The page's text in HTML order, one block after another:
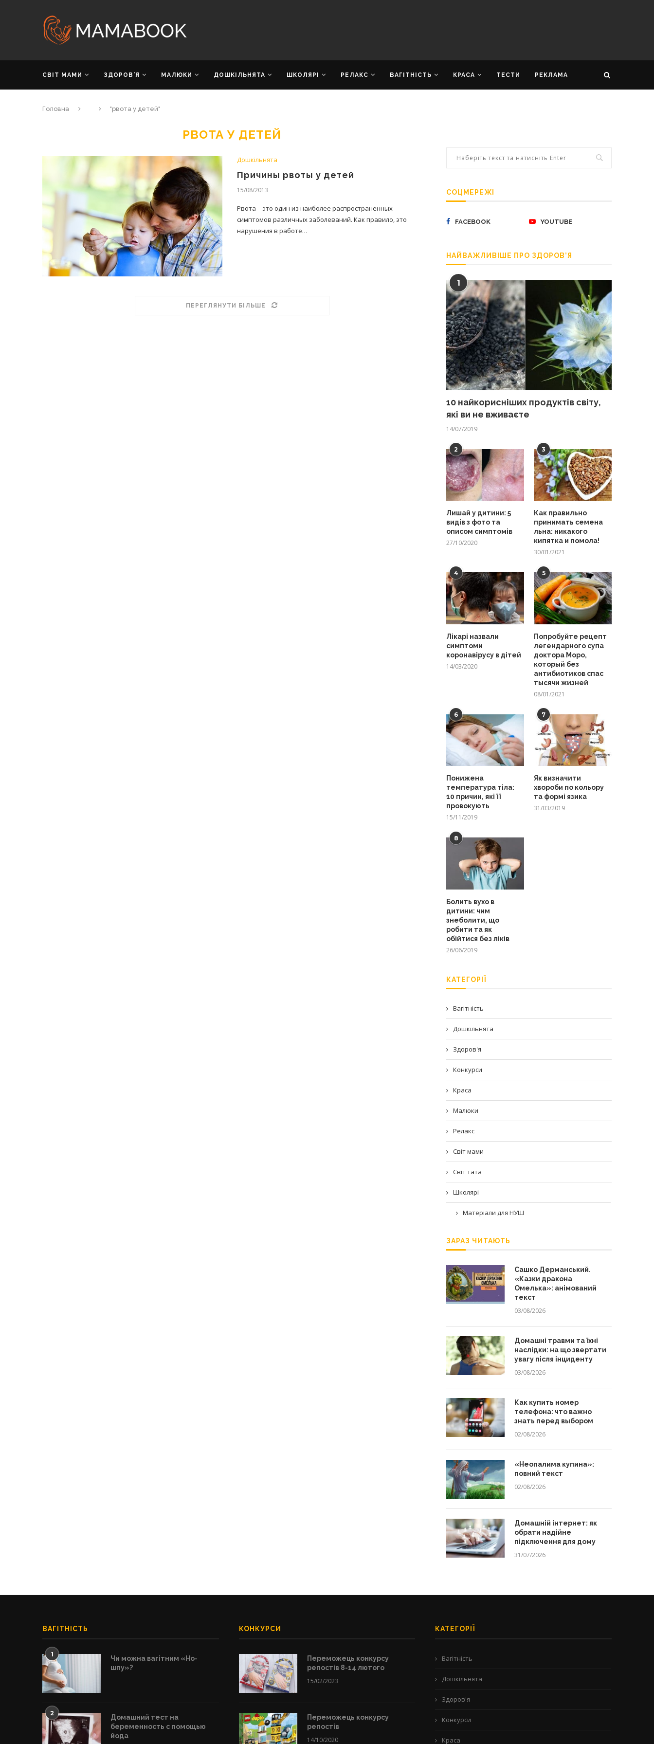
СВІТ МАМИ ЗДОРОВ’Я МАЛЮКИ ДОШКІЛЬНЯТА ШКОЛЯРІ РЕЛАКС ВАГІТНІСТЬ КРАСА ТЕСТИ РЕКЛАМА
Головна "рвота у детей"
РВОТА У ДЕТЕЙ
Дошкільнята
Причины рвоты у детей
15/08/2013
Рвота – это один из наиболее распространенных
симптомов различных заболеваний. Как правило, это
нарушения в работе…
ПЕРЕГЛЯНУТИ БІЛЬШЕ
СОЦМЕРЕЖІ
FACEBOOK YOUTUBE
НАЙВАЖЛИВІШЕ ПРО ЗДОРОВ’Я
1
10 найкорисніших продуктів світу,
які ви не вживаєте
14/07/2019
2
Лишай у дитини: 5
видів з фото та
описом симптомів
27/10/2020
3
Как правильно
принимать семена
льна: никакого
кипятка и помола!
30/01/2021
4
Лікарі назвали
симптоми
коронавірусу в дітей
14/03/2020
5
Попробуйте рецепт
легендарного супа
доктора Моро,
который без
антибиотиков спас
тысячи жизней
08/01/2021
6
Понижена
температура тіла:
10 причин, які її
провокують
15/11/2019
7
Як визначити
хвороби по кольору
та формі язика
31/03/2019
8
Болить вухо в
дитини: чим
знеболити, що
робити та як
обійтися без ліків
26/06/2019
КАТЕГОРІЇ
Вагітність
Дошкільнята
Здоров'я
Конкурси
Краса
Малюки
Релакс
Світ мами
Світ тата
Школярі
Матеріали для НУШ
ЗАРАЗ ЧИТАЮТЬ
Сашко Дерманський.
«Казки дракона
Омелька»: анімований
текст
03/08/2026
Домашні травми та їхні
наслідки: на що звертати
увагу після інциденту
03/08/2026
Как купить номер
телефона: что важно
знать перед выбором
02/08/2026
«Неопалима купина»:
повний текст
02/08/2026
Домашній інтернет: як
обрати надійне
підключення для дому
31/07/2026
ВАГІТНІСТЬ
1
Чи можна вагітним «Но-
шпу»?
2
Домашний тест на
беременность с помощью
йода
КОНКУРСИ
Переможець конкурсу
репостів 8-14 лютого
15/02/2023
Переможець конкурсу
репостів
14/10/2020
КАТЕГОРІЇ
Вагітність
Дошкільнята
Здоров'я
Конкурси
Краса